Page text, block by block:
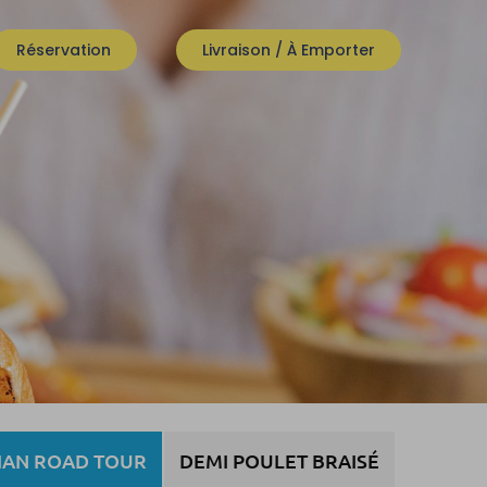
Réservation Livraison / À Emporter
ROAD TOUR DEMI POULET BRAISÉ